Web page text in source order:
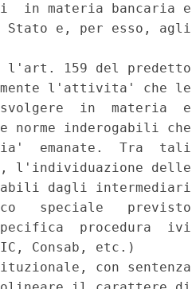
in materia bancaria e
Stato e, per esso, agli
l'art. 159 del predetto
l'attivita' che le
in  materia  e
norme inderogabili che
emanate.  Tra  tali
delle
dagli intermediari
speciale   previsto
procedura  ivi
Consab, etc.)
con sentenza